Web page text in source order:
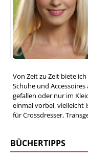
Von Zeit zu Zeit biete
Schuhe und
gefallen oder nur im
einmal vorbei, vielleicht
für Crossdresser,
BÜCHERTIPPS